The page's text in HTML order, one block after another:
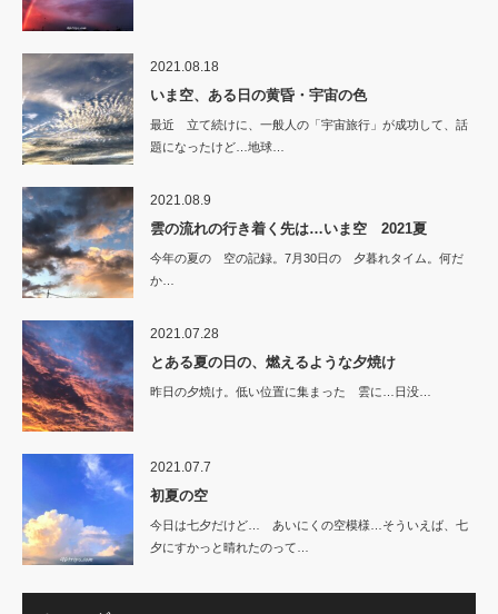
2021.08.18
いま空、ある日の黄昏・宇宙の色
最近 立て続けに、一般人の「宇宙旅行」が成功して、話
題になったけど…地球…
2021.08.9
雲の流れの行き着く先は…いま空 2021夏
今年の夏の 空の記録。7月30日の 夕暮れタイム。何だ
か…
2021.07.28
とある夏の日の、燃えるような夕焼け
昨日の夕焼け。低い位置に集まった 雲に…日没…
2021.07.7
初夏の空
今日は七夕だけど… あいにくの空模様…そういえば、七
夕にすかっと晴れたのって…